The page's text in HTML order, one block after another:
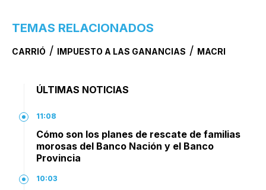
TEMAS RELACIONADOS
CARRIÓ / IMPUESTO A LAS GANANCIAS / MACRI
ÚLTIMAS NOTICIAS
11:08
Cómo son los planes de rescate de familias
morosas del Banco Nación y el Banco
Provincia
10:03